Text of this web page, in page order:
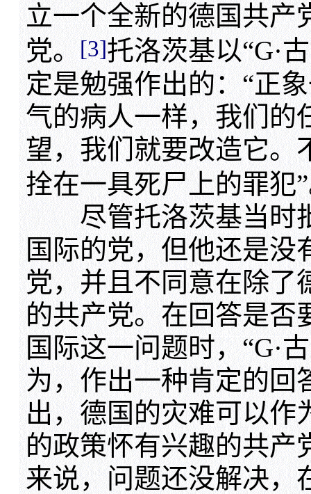
立一个全新的德国共产
党。
[3]托洛茨基以“G·
定是勉强作出的：“正
气的病人一样，我们的
望，我们就要改造它。
拴在一具死尸上的罪犯
尽管托洛茨基当时批
国际的党，但他还是没
党，并且不同意在除了
的共产党。在回答是否
国际这一问题时，“G·
为，作出一种肯定的
出，德国的灾难可以作
的政策怀有兴趣的共产
来说，问题还没解决，